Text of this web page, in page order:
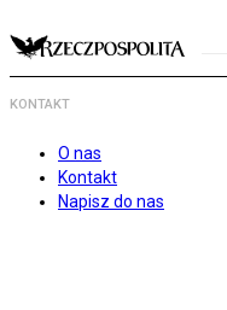
KONTAKT
O nas
Kontakt
Napisz do nas